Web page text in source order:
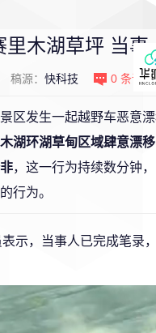
木湖草坪 当事
稿源： 快科技 0 条评论
区发生一起越野车恶意
湖环湖草甸区域肆意漂
，这一行为持续数分钟
行为。
示，当事人已完成笔录